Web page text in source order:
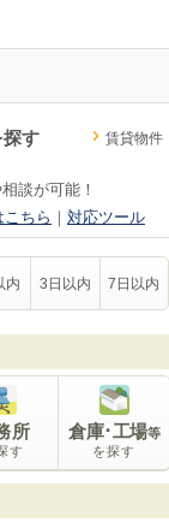
探す 賃貸物件
談が可能！
ちら ｜ 対応ツール
内 3日以内 7日以内
所
す
倉庫･工場等
を探す